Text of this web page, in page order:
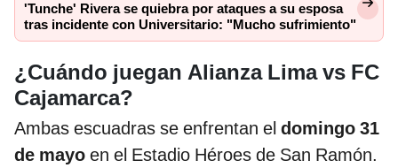
'Tunche' Rivera se quiebra por ataques a su esposa
tras incidente con Universitario: "Mucho sufrimiento"
¿Cuándo juegan Alianza Lima vs FC
Cajamarca?
Ambas escuadras se enfrentan el domingo 31
de mayo en el Estadio Héroes de San Ramón.